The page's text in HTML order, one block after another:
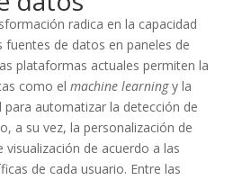
radica en la capacidad
fuentes de datos en paneles de
plataformas actuales permiten la
como el machine learningy la
para automatizar la detección de
a su vez, la personalización de
visualización de acuerdo a las
de cada usuario. Entre las